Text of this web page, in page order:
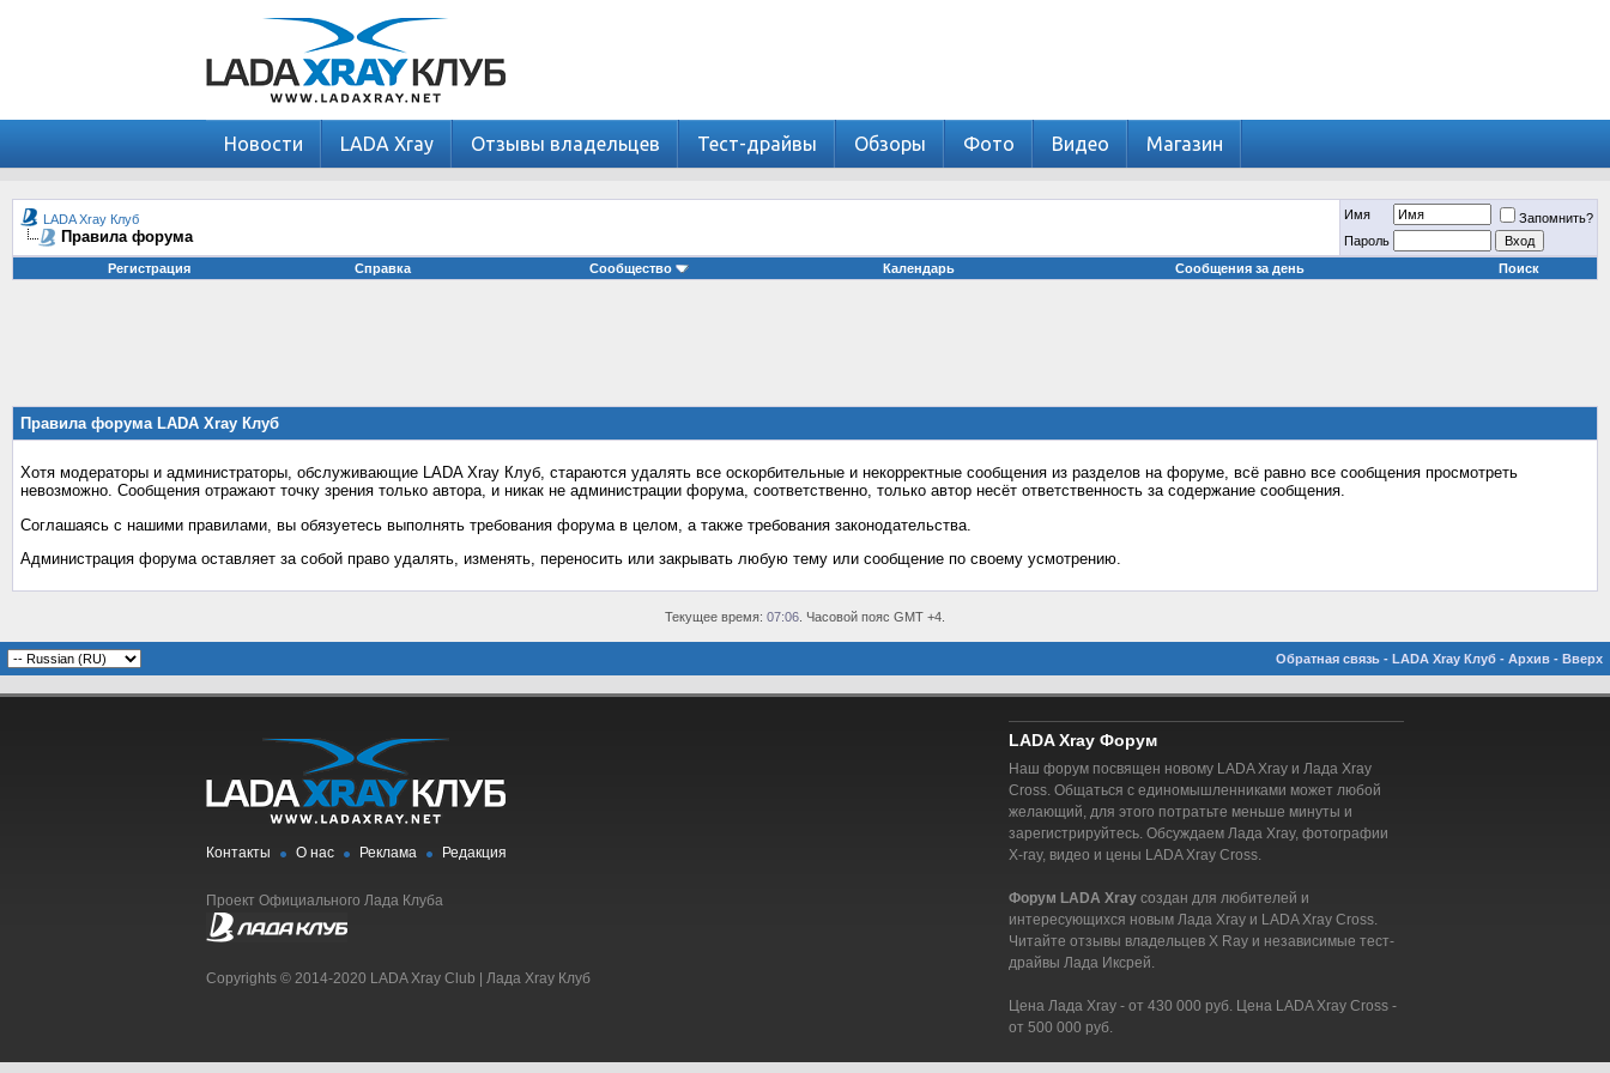
Новости LADA Xray Отзывы владельцев Тест-драйвы Обзоры Фото Видео Магазин
LADA Xray Клуб
Правила форума
Имя
Запомнить?
Пароль
Регистрация
Справка Сообщество Календарь Сообщения за день Поиск
Правила форума LADA Xray Клуб
Хотя модераторы и администраторы, обслуживающие LADA Xray Клуб, стараются удалять все оскорбительные и некорректные сообщения из разделов на форуме, всё равно все сообщения просмотреть
невозможно. Сообщения отражают точку зрения только автора, и никак не администрации форума, соответственно, только автор несёт ответственность за содержание сообщения.
Соглашаясь с нашими правилами, вы обязуетесь выполнять требования форума в целом, а также требования законодательства.
Администрация форума оставляет за собой право удалять, изменять, переносить или закрывать любую тему или сообщение по своему усмотрению.
Текущее время: 07:06 . Часовой пояс GMT +4.
Обратная связь - LADA Xray Клуб - Архив - Вверх
Контакты О нас Реклама Редакция
Проект Официального Лада Клуба
Copyrights © 2014-2020 LADA Xray Club | Лада Xray Клуб
LADA Xray Форум
Наш форум посвящен новому LADA Xray и Лада Xray
Cross. Общаться с единомышленниками может любой
желающий, для этого потратьте меньше минуты и
зарегистрируйтесь. Обсуждаем Лада Xray, фотографии
X-ray, видео и цены LADA Xray Cross.
Форум LADA Xray создан для любителей и
интересующихся новым Лада Xray и LADA Xray Cross.
Читайте отзывы владельцев X Ray и независимые тест-
драйвы Лада Иксрей.
Цена Лада Xray - от 430 000 руб. Цена LADA Xray Cross -
от 500 000 руб.